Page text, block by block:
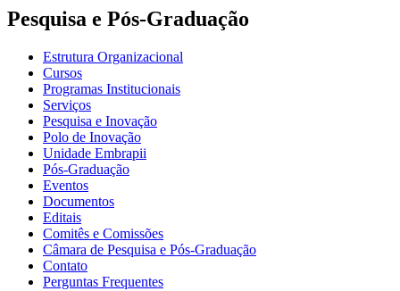
Pesquisa e Pós-Graduação
Estrutura Organizacional
Cursos
Programas Institucionais
Serviços
Pesquisa e Inovação
Polo de Inovação
Unidade Embrapii
Pós-Graduação
Eventos
Documentos
Editais
Comitês e Comissões
Câmara de Pesquisa e Pós-Graduação
Contato
Perguntas Frequentes